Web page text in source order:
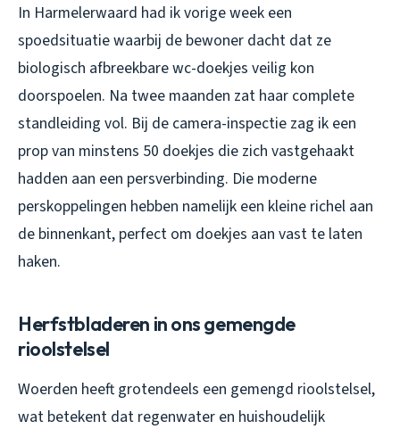
In Harmelerwaard had ik vorige week een
spoedsituatie waarbij de bewoner dacht dat ze
biologisch afbreekbare wc-doekjes veilig kon
doorspoelen. Na twee maanden zat haar complete
standleiding vol. Bij de camera-inspectie zag ik een
prop van minstens 50 doekjes die zich vastgehaakt
hadden aan een persverbinding. Die moderne
perskoppelingen hebben namelijk een kleine richel aan
de binnenkant, perfect om doekjes aan vast te laten
haken.
Herfstbladeren in ons gemengde
rioolstelsel
Woerden heeft grotendeels een gemengd rioolstelsel,
wat betekent dat regenwater en huishoudelijk